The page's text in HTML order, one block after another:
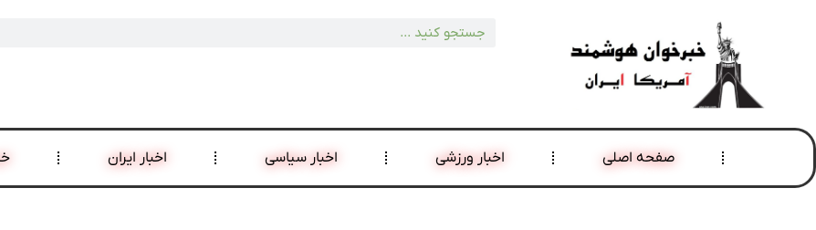
صفحه اصلی اخبار ورزشی اخبار سیاسی اخبار ایران